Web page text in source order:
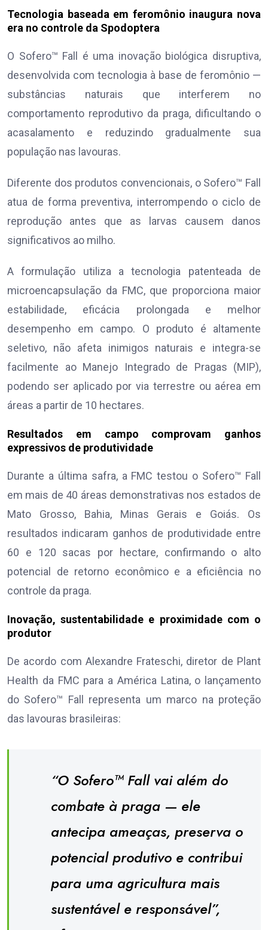
Tecnologia baseada em feromônio inaugura nova
era no controle da Spodoptera
O Sofero™ Fall é uma inovação biológica disruptiva,
desenvolvida com tecnologia à base de feromônio —
substâncias naturais que interferem no
comportamento reprodutivo da praga, dificultando o
acasalamento e reduzindo gradualmente sua
população nas lavouras.
Diferente dos produtos convencionais, o Sofero™ Fall
atua de forma preventiva, interrompendo o ciclo de
reprodução antes que as larvas causem danos
significativos ao milho.
A formulação utiliza a tecnologia patenteada de
microencapsulação da FMC, que proporciona maior
estabilidade, eficácia prolongada e melhor
desempenho em campo. O produto é altamente
seletivo, não afeta inimigos naturais e integra-se
facilmente ao Manejo Integrado de Pragas (MIP),
podendo ser aplicado por via terrestre ou aérea em
áreas a partir de 10 hectares.
Resultados em campo comprovam ganhos
expressivos de produtividade
Durante a última safra, a FMC testou o Sofero™ Fall
em mais de 40 áreas demonstrativas nos estados de
Mato Grosso, Bahia, Minas Gerais e Goiás. Os
resultados indicaram ganhos de produtividade entre
60 e 120 sacas por hectare, confirmando o alto
potencial de retorno econômico e a eficiência no
controle da praga.
Inovação, sustentabilidade e proximidade com o
produtor
De acordo com Alexandre Frateschi, diretor de Plant
Health da FMC para a América Latina, o lançamento
do Sofero™ Fall representa um marco na proteção
das lavouras brasileiras:
“O Sofero™ Fall vai além do
combate à praga — ele
antecipa ameaças, preserva o
potencial produtivo e contribui
para uma agricultura mais
sustentável e responsável”,